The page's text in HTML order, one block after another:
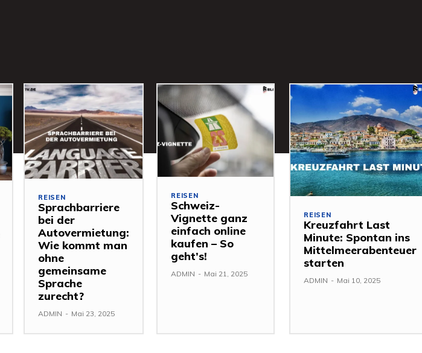
REISEN
Sprachbarriere
bei der
Autovermietung:
Wie kommt man
ohne
gemeinsame
Sprache
zurecht?
ADMIN - Mai 23, 2025
REISEN
Schweiz-
Vignette ganz
einfach online
kaufen – So
geht’s!
ADMIN - Mai 21, 2025
REISEN
Kreuzfahrt Last
Minute: Spontan ins
Mittelmeerabenteuer
starten
ADMIN - Mai 10, 2025